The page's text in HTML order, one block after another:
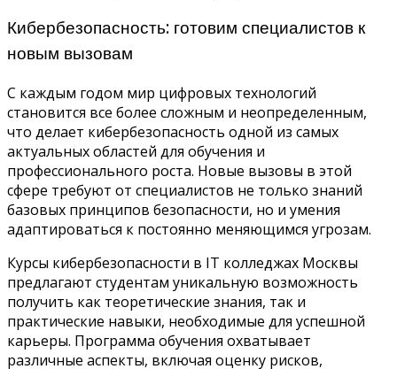
Кибербезопасность: готовим специалистов к
новым вызовам
С каждым годом мир цифровых технологий
становится все более сложным и неопределенным,
что делает кибербезопасность одной из самых
актуальных областей для обучения и
профессионального роста. Новые вызовы в этой
сфере требуют от специалистов не только знаний
базовых принципов безопасности, но и умения
адаптироваться к постоянно меняющимся угрозам.
Курсы кибербезопасности в IT колледжах Москвы
предлагают студентам уникальную возможность
получить как теоретические знания, так и
практические навыки, необходимые для успешной
карьеры. Программа обучения охватывает
различные аспекты, включая оценку рисков,